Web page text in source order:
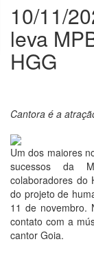
10/11/
leva
HGG
Cantora é a
Um dos maiores
sucessos da
colaboradores do
do projeto de
11 de novembro.
contato com a
cantor Goia.